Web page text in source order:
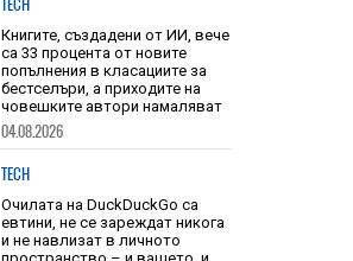
04.08.2026
TECH
Книгите, създадени от ИИ, вече
са 33 процента от новите
попълнения в класациите за
бестселъри, а приходите на
човешките автори намаляват
04.08.2026
TECH